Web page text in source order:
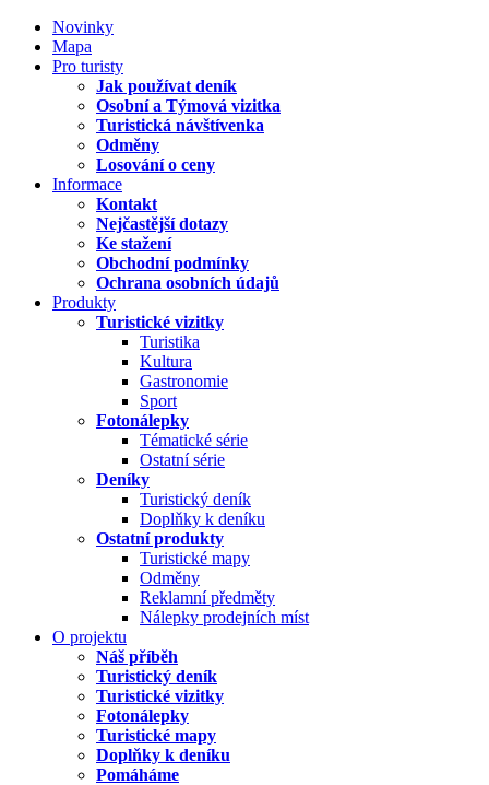
Novinky
Mapa
Pro turisty
Jak používat deník
Osobní a Týmová vizitka
Turistická návštívenka
Odměny
Losování o ceny
Informace
Kontakt
Nejčastější dotazy
Ke stažení
Obchodní podmínky
Ochrana osobních údajů
Produkty
Turistické vizitky
Turistika
Kultura
Gastronomie
Sport
Fotonálepky
Tématické série
Ostatní série
Deníky
Turistický deník
Doplňky k deníku
Ostatní produkty
Turistické mapy
Odměny
Reklamní předměty
Nálepky prodejních míst
O projektu
Náš příběh
Turistický deník
Turistické vizitky
Fotonálepky
Turistické mapy
Doplňky k deníku
Pomáháme